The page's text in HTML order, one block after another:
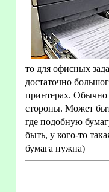
то для офисных
достаточно
принтерах. Обычно
стороны. Может
где подобную
быть, у кого-то
бумага нужна)